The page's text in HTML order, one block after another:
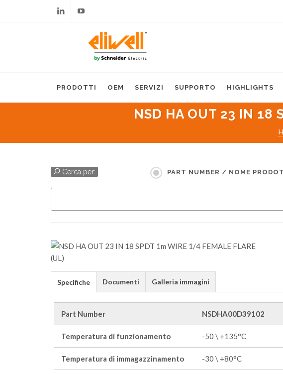
PRODOTTI OEM SERVIZI SUPPORTO HIGHLIGHTS
NSD HA OUT 23 IN 18
Cerca per: PART NUMBER / NOME
Specifiche Documenti Galleria immagini
Part Number NSDHA00D39102
Temperatura di funzionamento -50 \ +135°C
Temperatura di immagazzinamento -30 \ +80°C